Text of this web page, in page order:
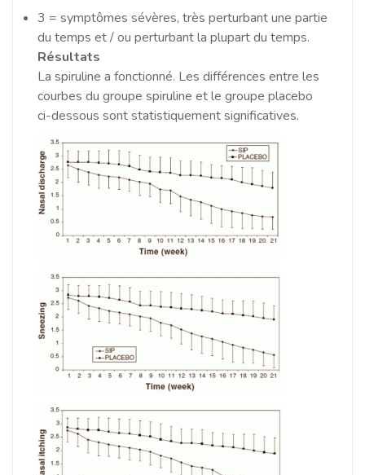
3 = symptômes sévères, très perturbant une partie
du temps et / ou perturbant la plupart du temps.
Résultats
La spiruline a fonctionné. Les différences entre les
courbes du groupe spiruline et le groupe placebo
ci-dessous sont statistiquement significatives.